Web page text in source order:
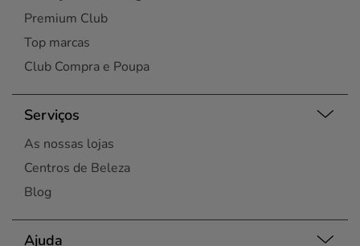
Premium Club
Top marcas
Club Compra e Poupa
Serviços
As nossas lojas
Centros de Beleza
Blog
Ajuda